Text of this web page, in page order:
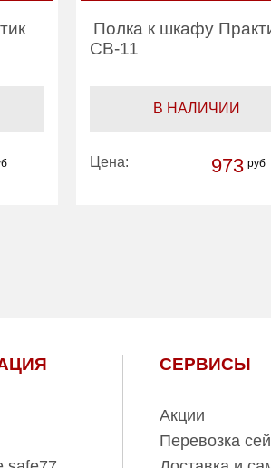
Полка к шкафу
CB-11
В НАЛИЧИИ
Цена: 973 руб
СЕРВИСЫ
Акции
Перевозка